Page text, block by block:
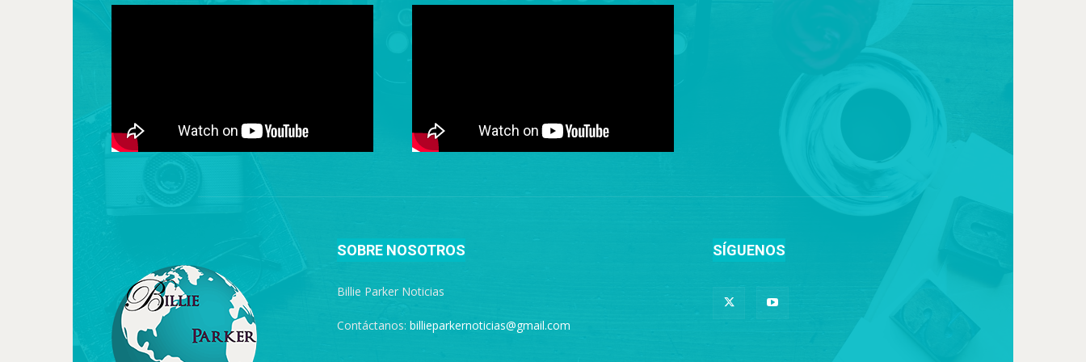
SOBRE NOSOTROS
Billie Parker Noticias
Contáctanos: billieparkernoticias@gmail.com
SÍGUENOS